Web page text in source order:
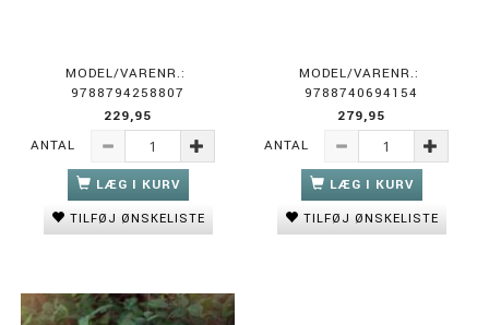
MODEL/VARENR.:
9788794258807
229,95
ANTAL
LÆG I KURV
TILFØJ ØNSKELISTE
MODEL/VARENR.:
9788740694154
279,95
ANTAL
LÆG I KURV
TILFØJ ØNSKELISTE